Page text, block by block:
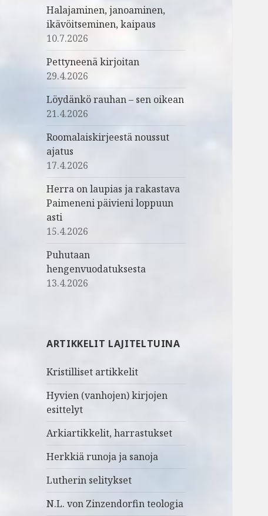
Halajaminen, janoaminen,
ikävöitseminen, kaipaus
10.7.2026
Pettyneenä kirjoitan
29.4.2026
Löydänkö rauhan – sen oikean
21.4.2026
Roomalaiskirjeestä noussut
ajatus
17.4.2026
Herra on laupias ja rakastava
Paimeneni päivieni loppuun
asti
15.4.2026
Puhutaan
hengenvuodatuksesta
13.4.2026
ARTIKKELIT LAJITELTUINA
Kristilliset artikkelit
Hyvien (vanhojen) kirjojen
esittelyt
Arkiartikkelit, harrastukset
Herkkiä runoja ja sanoja
Lutherin selitykset
N.L. von Zinzendorfin teologia